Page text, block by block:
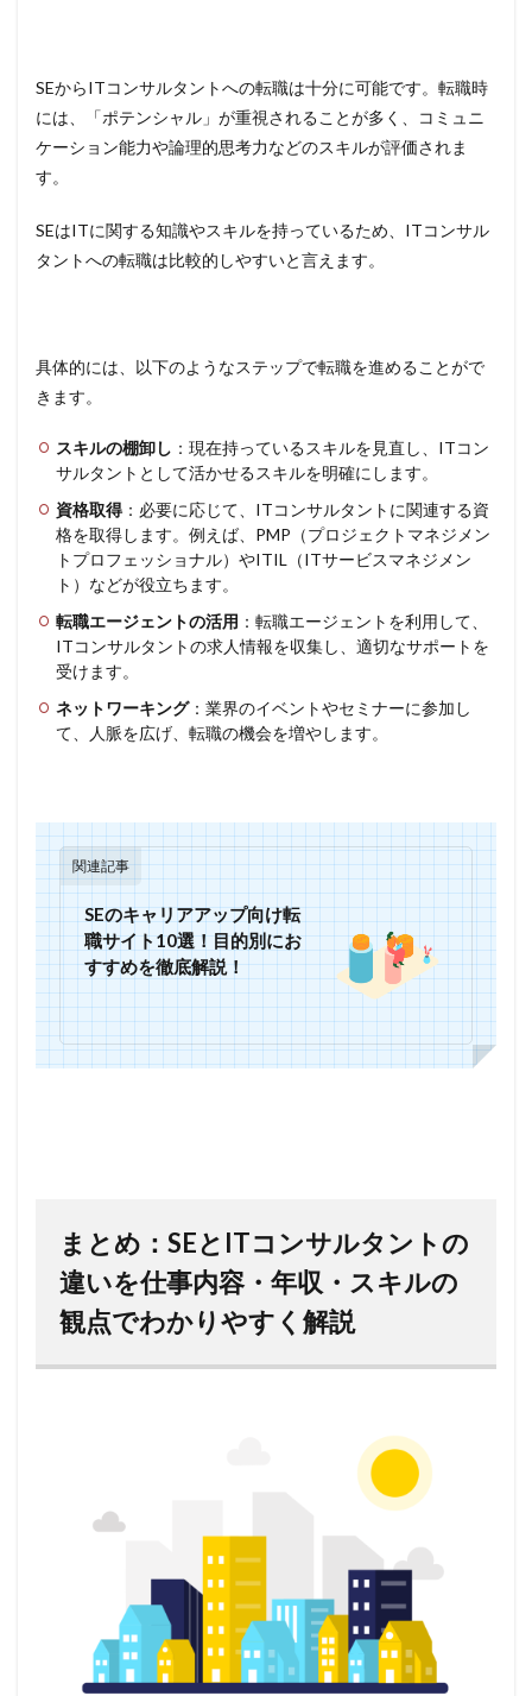
SEからITコンサルタントへの転職は十分に可能です。転職時
には、「ポテンシャル」が重視されることが多く、コミュニ
ケーション能力や論理的思考力などのスキルが評価されま
す。
SEはITに関する知識やスキルを持っているため、ITコンサル
タントへの転職は比較的しやすいと言えます。
具体的には、以下のようなステップで転職を進めることがで
きます。
スキルの棚卸し ：現在持っているスキルを見直し、ITコン
サルタントとして活かせるスキルを明確にします。
資格取得 ：必要に応じて、ITコンサルタントに関連する資
格を取得します。例えば、PMP（プロジェクトマネジメン
トプロフェッショナル）やITIL（ITサービスマネジメン
ト）などが役立ちます。
転職エージェントの活用 ：転職エージェントを利用して、
ITコンサルタントの求人情報を収集し、適切なサポートを
受けます。
ネットワーキング：業界のイベントやセミナーに参加し
て、人脈を広げ、転職の機会を増やします。
関連記事
SEのキャリアアップ向け転
職サイト10選！目的別にお
すすめを徹底解説！
まとめ：SEとITコンサルタントの
違いを仕事内容・年収・スキルの
観点でわかりやすく解説